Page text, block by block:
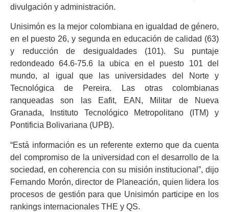
divulgación y administración.
Unisimón es la mejor colombiana en igualdad de género,
en el puesto 26, y segunda en educación de calidad (63)
y reducción de desigualdades (101). Su puntaje
redondeado 64.6-75.6 la ubica en el puesto 101 del
mundo, al igual que las universidades del Norte y
Tecnológica de Pereira. Las otras colombianas
ranqueadas son las Eafit, EAN, Militar de Nueva
Granada, Instituto Tecnológico Metropolitano (ITM) y
Pontificia Bolivariana (UPB).
“Está información es un referente externo que da cuenta
del compromiso de la universidad con el desarrollo de la
sociedad, en coherencia con su misión institucional”, dijo
Fernando Morón, director de Planeación, quien lidera los
procesos de gestión para que Unisimón participe en los
rankings internacionales THE y QS.